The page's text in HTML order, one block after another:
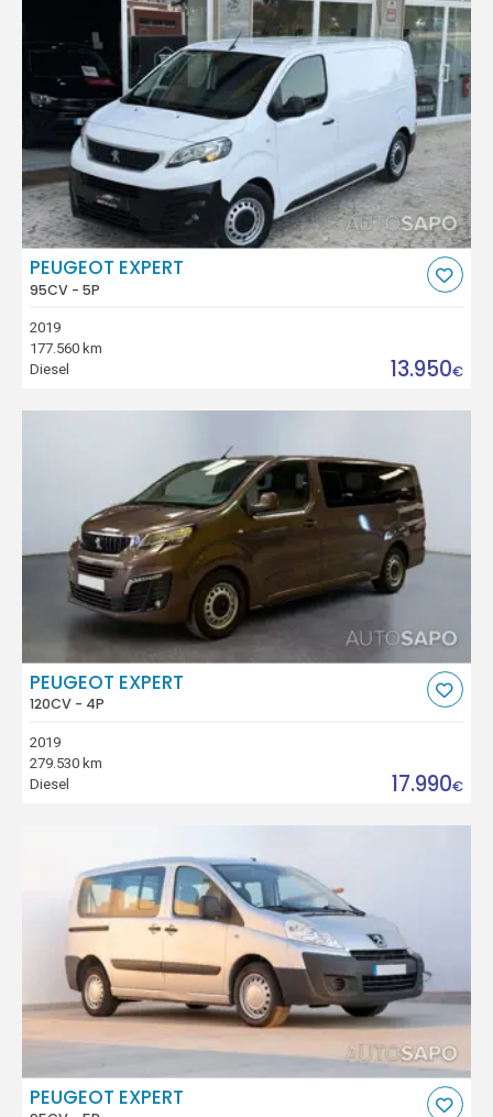
PEUGEOT EXPERT
95CV - 5P
2019
177.560 km
Diesel
13.950€
PEUGEOT EXPERT
120CV - 4P
2019
279.530 km
Diesel
17.990€
PEUGEOT EXPERT